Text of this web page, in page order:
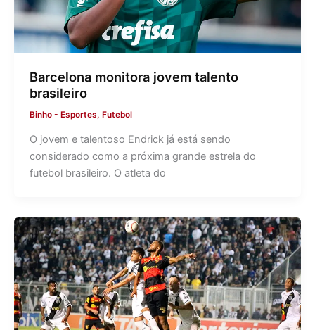
Barcelona monitora jovem talento
brasileiro
Binho - Esportes, Futebol
O jovem e talentoso Endrick já está sendo
considerado como a próxima grande estrela do
futebol brasileiro. O atleta do